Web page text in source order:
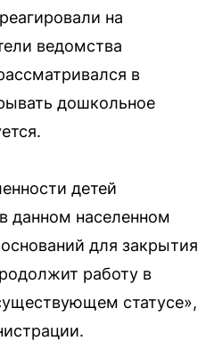
на
ведомства
в
дошкольное
детей
данном населенном
для закрытия
работу в
статусе»,